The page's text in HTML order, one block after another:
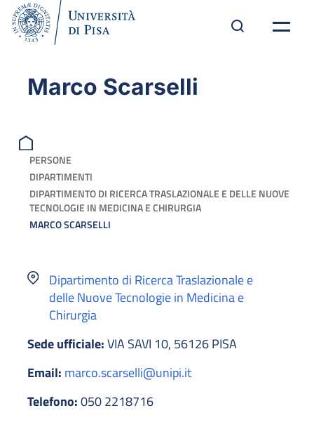
Marco Scarselli
PERSONE
DIPARTIMENTI
DIPARTIMENTO DI RICERCA TRASLAZIONALE E DELLE NUOVE
TECNOLOGIE IN MEDICINA E CHIRURGIA
MARCO SCARSELLI
Dipartimento di Ricerca Traslazionale e
delle Nuove Tecnologie in Medicina e
Chirurgia
Sede ufficiale:VIA SAVI 10, 56126 PISA
Email: marco.scarselli@unipi.it
Telefono:050 2218716